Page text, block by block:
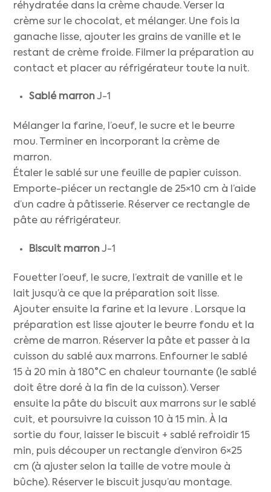
réhydratée dans la crème chaude. Verser la
crème sur le chocolat, et mélanger. Une fois la
ganache lisse, ajouter les grains de vanille et le
restant de crème froide. Filmer la préparation au
contact et placer au réfrigérateur toute la nuit.
Sablé marronJ-1
Mélanger la farine, l’oeuf, le sucre et le beurre
mou. Terminer en incorporant la crème de
marron.
Étaler le sablé sur une feuille de papier cuisson.
Emporte-piécer un rectangle de 25×10 cm à l’aide
d’un cadre à pâtisserie. Réserver ce rectangle de
pâte au réfrigérateur.
Biscuit marronJ-1
Fouetter l’oeuf, le sucre, l’extrait de vanille et le
lait jusqu’à ce que la préparation soit lisse.
Ajouter ensuite la farine et la levure . Lorsque la
préparation est lisse ajouter le beurre fondu et la
crème de marron. Réserver la pâte et passer à la
cuisson du sablé aux marrons. Enfourner le sablé
15 à 20 min à 180°C en chaleur tournante (le sablé
doit être doré à la fin de la cuisson). Verser
ensuite la pâte du biscuit aux marrons sur le sablé
cuit, et poursuivre la cuisson 10 à 15 min. À la
sortie du four, laisser le biscuit + sablé refroidir 15
min, puis découper un rectangle d’environ 6×25
cm (à ajuster selon la taille de votre moule à
bûche). Réserver le biscuit jusqu’au montage.